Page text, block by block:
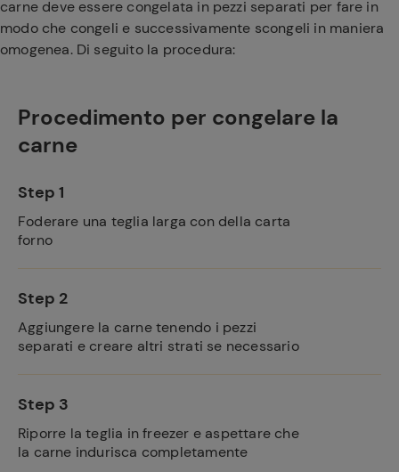
carne deve essere congelata in pezzi separati per fare in
modo che congeli e successivamente scongeli in maniera
omogenea. Di seguito la procedura:
Procedimento per congelare la
carne
Step 1
Foderare una teglia larga con della carta
forno
Step 2
Aggiungere la carne tenendo i pezzi
separati e creare altri strati se necessario
Step 3
Riporre la teglia in freezer e aspettare che
la carne indurisca completamente
preferite